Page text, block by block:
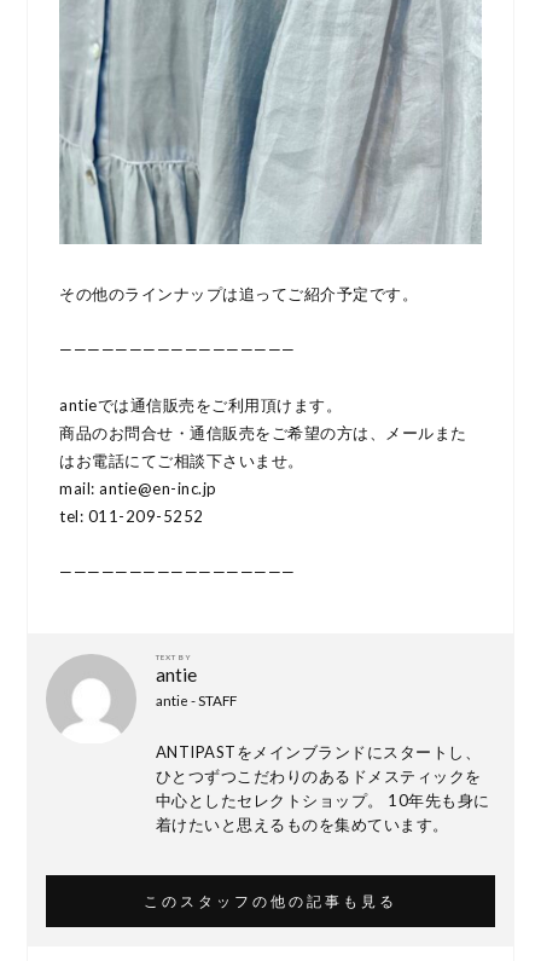
その他のラインナップは追ってご紹介予定です。
—————————————————
antieでは通信販売をご利用頂けます。
商品のお問合せ・通信販売をご希望の方は、メールまた
はお電話にてご相談下さいませ。
mail: antie@en-inc.jp
tel: 011-209-5252
—————————————————
TEXT BY
antie
antie - STAFF
ANTIPASTをメインブランドにスタートし、
ひとつずつこだわりのあるドメスティックを
中心としたセレクトショップ。 10年先も身に
着けたいと思えるものを集めています。
このスタッフの他の記事も見る